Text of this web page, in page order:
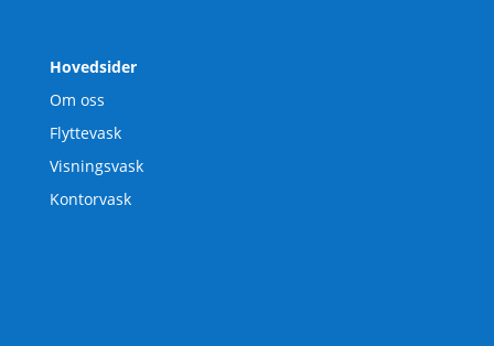
Hovedsider
Om oss
Flyttevask
Visningsvask
Kontorvask